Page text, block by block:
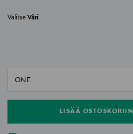
Valitse Väri
LISÄÄ OSTOSKORIIN